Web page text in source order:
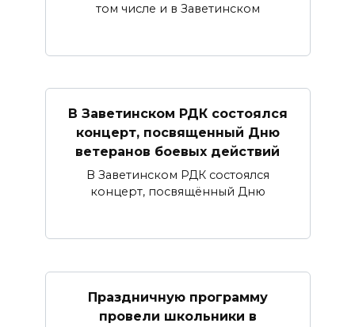
том числе и в Заветинском
В Заветинском РДК состоялся
концерт, посвященный Дню
ветеранов боевых действий
В Заветинском РДК состоялся
концерт, посвящённый Дню
Праздничную программу
провели школьники в